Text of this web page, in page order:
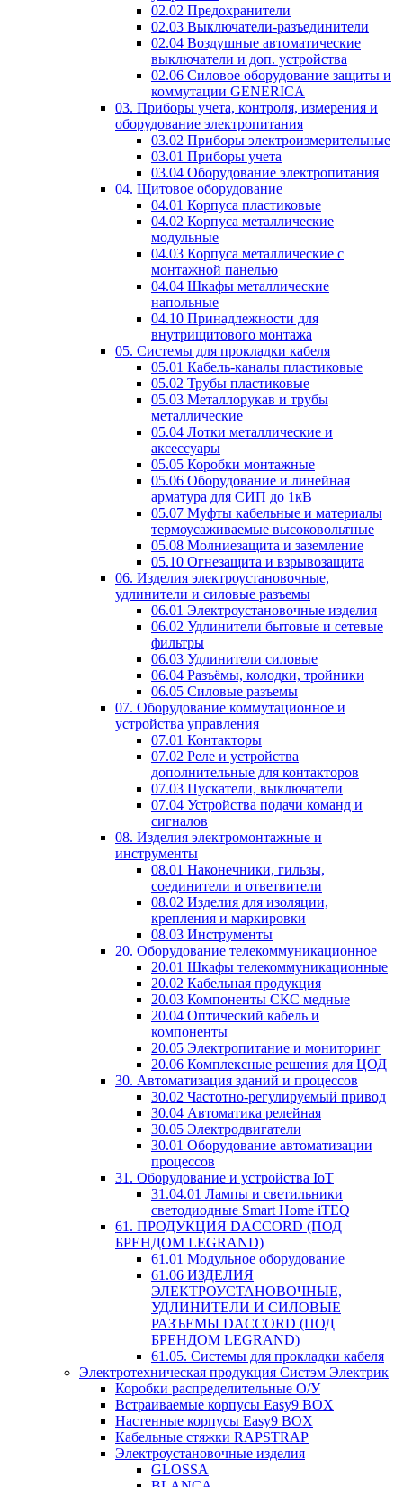
02.02 Предохранители
02.03 Выключатели-разъединители
02.04 Воздушные автоматические
выключатели и доп. устройства
02.06 Силовое оборудование защиты и
коммутации GENERICA
03. Приборы учета, контроля, измерения и
оборудование электропитания
03.02 Приборы электроизмерительные
03.01 Приборы учета
03.04 Оборудование электропитания
04. Щитовое оборудование
04.01 Корпуса пластиковые
04.02 Корпуса металлические
модульные
04.03 Корпуса металлические с
монтажной панелью
04.04 Шкафы металлические
напольные
04.10 Принадлежности для
внутрищитового монтажа
05. Системы для прокладки кабеля
05.01 Кабель-каналы пластиковые
05.02 Трубы пластиковые
05.03 Металлорукав и трубы
металлические
05.04 Лотки металлические и
аксессуары
05.05 Коробки монтажные
05.06 Оборудование и линейная
арматура для СИП до 1кВ
05.07 Муфты кабельные и материалы
термоусаживаемые высоковольтные
05.08 Молниезащита и заземление
05.10 Огнезащита и взрывозащита
06. Изделия электроустановочные,
удлинители и силовые разъемы
06.01 Электроустановочные изделия
06.02 Удлинители бытовые и сетевые
фильтры
06.03 Удлинители силовые
06.04 Разъёмы, колодки, тройники
06.05 Силовые разъемы
07. Оборудование коммутационное и
устройства управления
07.01 Контакторы
07.02 Реле и устройства
дополнительные для контакторов
07.03 Пускатели, выключатели
07.04 Устройства подачи команд и
сигналов
08. Изделия электромонтажные и
инструменты
08.01 Наконечники, гильзы,
соединители и ответвители
08.02 Изделия для изоляции,
крепления и маркировки
08.03 Инструменты
20. Оборудование телекоммуникационное
20.01 Шкафы телекоммуникационные
20.02 Кабельная продукция
20.03 Компоненты СКС медные
20.04 Оптический кабель и
компоненты
20.05 Электропитание и мониторинг
20.06 Комплексные решения для ЦОД
30. Автоматизация зданий и процессов
30.02 Частотно-регулируемый привод
30.04 Автоматика релейная
30.05 Электродвигатели
30.01 Оборудование автоматизации
процессов
31. Оборудование и устройства IoT
31.04.01 Лампы и светильники
светодиодные Smart Home iTEQ
61. ПРОДУКЦИЯ DACCORD (ПОД
БРЕНДОМ LEGRAND)
61.01 Модульное оборудование
61.06 ИЗДЕЛИЯ
ЭЛЕКТРОУСТАНОВОЧНЫЕ,
УДЛИНИТЕЛИ И СИЛОВЫЕ
РАЗЪЕМЫ DACCORD (ПОД
БРЕНДОМ LEGRAND)
61.05. Системы для прокладки кабеля
Электротехническая продукция Систэм Электрик
Коробки распределительные О/У
Встраиваемые корпусы Easy9 BOX
Настенные корпусы Easy9 BOX
Кабельные стяжки RAPSTRAP
Электроустановочные изделия
GLOSSA